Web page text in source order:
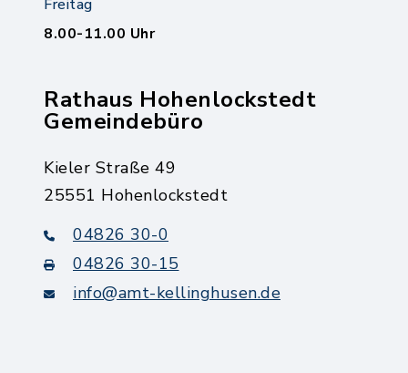
Freitag
8.00-11.00 Uhr
Rathaus Hohenlockstedt
Gemeindebüro
Kieler Straße 49
25551 Hohenlockstedt
04826 30-0
04826 30-15
info@amt-kellinghusen.de